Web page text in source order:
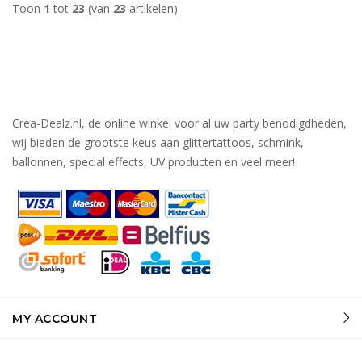
Toon 1 tot 23 (van 23 artikelen)
Crea-Dealz.nl, de online winkel voor al uw party benodigdheden,
wij bieden de grootste keus aan glittertattoos, schmink,
ballonnen, special effects, UV producten en veel meer!
MY ACCOUNT